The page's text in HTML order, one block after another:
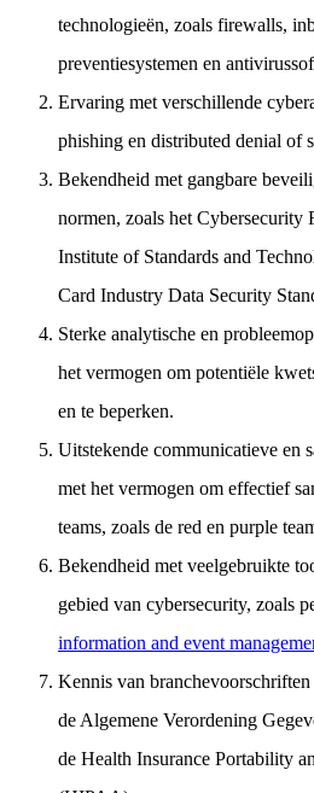
technologieën, zoals firewalls,
preventiesystemen en
Ervaring met verschillende
phishing en distributed denial of
Bekendheid met gangbare
normen, zoals het Cybersecurity
Institute of Standards and
Card Industry Data Security
Sterke analytische en
het vermogen om potentiële
en te beperken.
Uitstekende communicatieve en
met het vermogen om effectief
teams, zoals de red en purple
Bekendheid met veelgebruikte
gebied van cybersecurity, zoals
information and event
Kennis van
de Algemene Verordening
de Health Insurance Portability